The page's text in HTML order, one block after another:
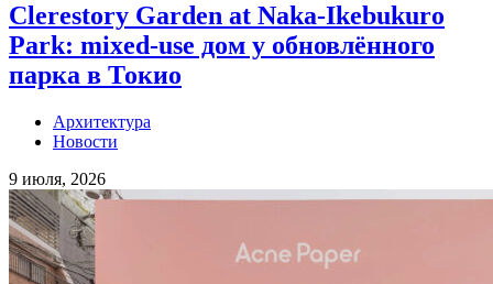
Clerestory Garden at Naka-Ikebukuro
Park: mixed-use дом у обновлённого
парка в Токио
Архитектура
Новости
9 июля, 2026